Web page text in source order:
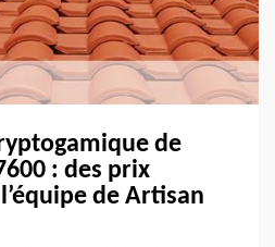
de
: des prix
de Artisan